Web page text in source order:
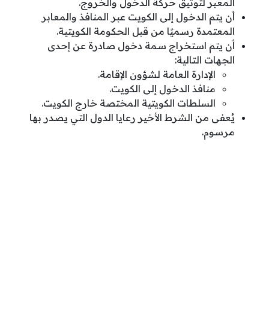
أن يتم الدخول إلى الكويت عبر المنافذ والمعابر
المعتمدة رسميًا من قبل الحكومة الكويتية.
أن يتم استخراج سمة دخول صادرة عن إحدى
الجهات التالية:
الإدارة العامة لشؤون الإقامة.
منافذ الدخول إلى الكويت.
السلطات الكويتية المختصة خارج الكويت.
يُعفى من الشرط الأخير رعايا الدول التي يصدر بها
مرسوم.